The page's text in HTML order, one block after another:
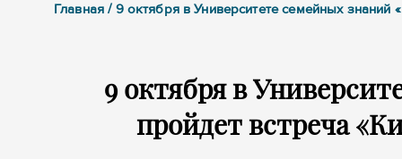
Главная / 9 октября в Университете семейных знаний
9 октября в
пройдет встреча